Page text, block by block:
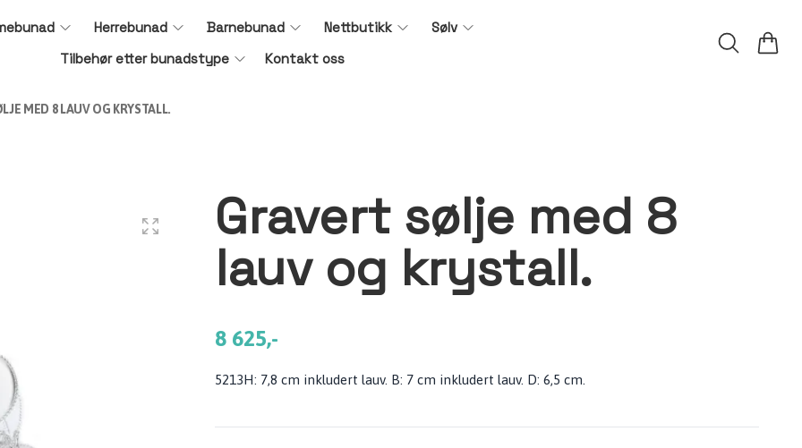
Herrebunad Barnebunad Nettbutikk
Sølv
Tilbehør etter bunadstype
Kontakt oss
MED 8 LAUV OG KRYSTALL.
Gravert sølje med 8
lauv og krystall.
8 625,-
5213H: 7,8 cm inkludert lauv. B: 7 cm inkludert lauv. D: 6,5 cm.